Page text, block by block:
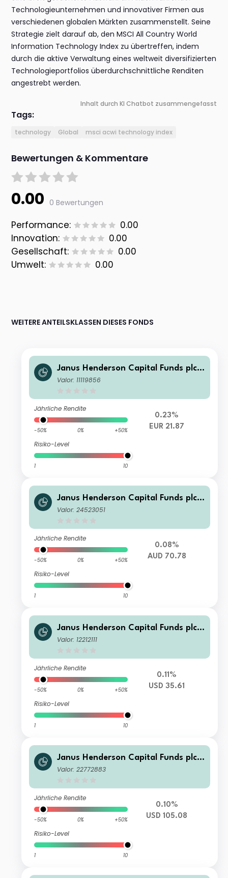
Technologieunternehmen und innovativer Firmen aus
verschiedenen globalen Märkten zusammenstellt. Seine
Strategie zielt darauf ab, den MSCI All Country World
Information Technology Index zu übertreffen, indem
durch die aktive Verwaltung eines weltweit diversifizierten
Technologieportfolios überdurchschnittliche Renditen
angestrebt werden.
Inhalt durch KI Chatbot zusammengefasst
Tags:
technology Global msci acwi technology index
Bewertungen & Kommentare
0.00 0 Bewertungen
Performance:
0.00
Innovation:
0.00
Gesellschaft:
0.00
Umwelt:
0.00
WEITERE ANTEILSKLASSEN DIESES FONDS
Janus Henderson Capital Funds plc -
Global Technology and Innovation F
Valor: 11119856
Jährliche Rendite
-50% 0% +50%
Risiko-Level
1 10
0.23%
EUR 21.87
Janus Henderson Capital Funds plc -
Global Technology and Innovation F
Valor: 24523051
Jährliche Rendite
-50% 0% +50%
Risiko-Level
1 10
0.08%
AUD 70.78
Janus Henderson Capital Funds plc -
Global Technology and Innovation F
Valor: 12212111
Jährliche Rendite
-50% 0% +50%
Risiko-Level
1 10
0.11%
USD 35.61
Janus Henderson Capital Funds plc -
Global Technology and Innovation F
Valor: 22772883
Jährliche Rendite
-50% 0% +50%
Risiko-Level
1 10
0.10%
USD 105.08